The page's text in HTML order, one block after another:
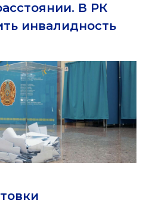
В РК
инвалидность